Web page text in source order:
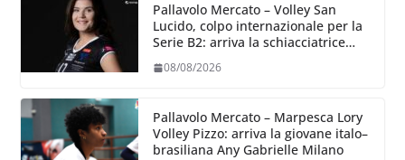
Pallavolo Mercato – Volley San
Lucido, colpo internazionale per la
Serie B2: arriva la schiacciatrice
08/08/2026
Pallavolo Mercato – Marpesca Lory
Volley Pizzo: arriva la giovane italo–
brasiliana Any Gabrielle Milano